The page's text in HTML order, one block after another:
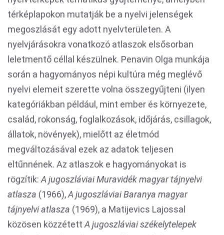
térképlapokon mutatják be a nyelvi jelenségek
megoszlását egy adott nyelvterületen. A
nyelvjárásokra vonatkozó atlaszok elsősorban
leletmentő céllal készülnek. Penavin Olga munkája
során a hagyományos népi kultúra még meglévő
nyelvi elemeit szerette volna összegyűjteni (ilyen
kategóriákban például, mint ember és környezete,
család, rokonság, foglalkozások, időjárás, csillagok,
állatok, növények), mielőtt az életmód
megváltozásával ezek az adatok teljesen
eltűnnének. Az atlaszok e hagyományokat is
rögzítik: A jugoszláviai Muravidék magyar tájnyelvi
atlasza (1966),A jugoszláviai Baranya magyar
tájnyelvi atlasza (1969), a Matijevics Lajossal
közösen közzétett A jugoszláviai székelytelepek